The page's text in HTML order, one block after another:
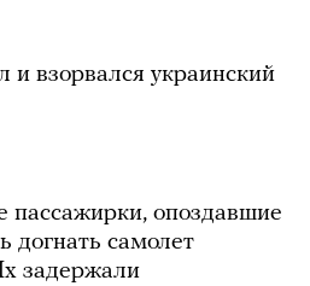
и взорвался украинский
опоздавшие
догнать самолет
задержали